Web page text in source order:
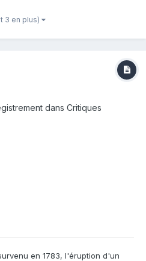
Ramondore est une femme à
3 en plus)
dans Critiques
en 1783, l'éruption d'un